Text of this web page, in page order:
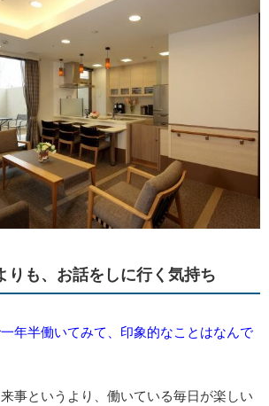
りも、お話をしに行く気持ち
年半働いてみて、印象的なことはなんで
事というより、働いている毎日が楽しい